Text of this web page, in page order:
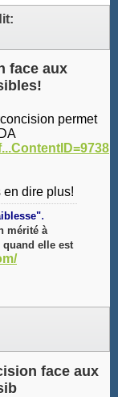
face aux
permet
en dire plus!
.
mérité à
quand elle est
face aux